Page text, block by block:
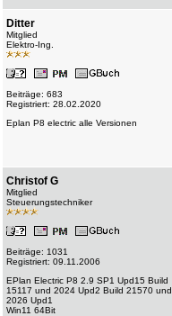
Ditter
Mitglied
Elektro-Ing.
Beiträge: 683
Registriert: 28.02.2020
Eplan P8 electric alle Versionen
Christof G
Mitglied
Steuerungstechniker
Beiträge: 1031
Registriert: 09.11.2006
EPlan Electric P8 2.9 SP1 Upd15 Build
15117 und 2024 Upd2 Build 21570 und
2026 Upd1
Win11 64Bit